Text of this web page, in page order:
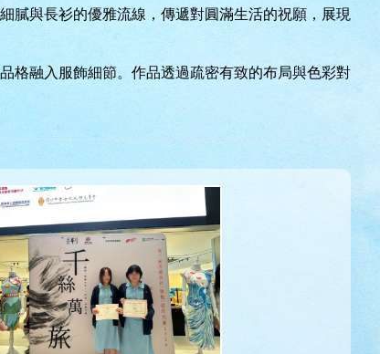
膩與長衫的優雅流線，傳遞對圓滿生活的祝願，展現
格融入服飾細節。作品透過疏密有致的布局與色彩對